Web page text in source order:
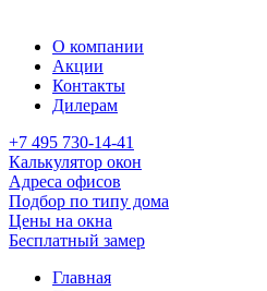
О компании
Акции
Контакты
Дилерам
+7 495 730-14-41
Калькулятор окон
Адреса офисов
Подбор по типу дома
Цены на окна
Бесплатный замер
Главная